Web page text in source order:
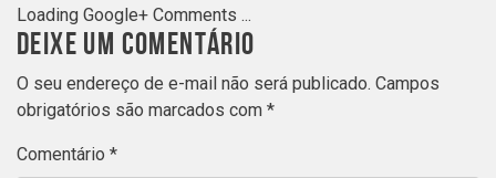
Loading Google+ Comments ...
DEIXE UM COMENTÁRIO
O seu endereço de e-mail não será publicado. Campos
obrigatórios são marcados com *
Comentário *